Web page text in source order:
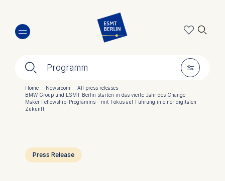
zum
Inhalt
🔍︎ Programm 🎚︎
🔍︎
Pfadnavigation
Home · Newsroom · All press releases ·
BMW Group und ESMT Berlin starten in das vierte Jahr des Change
Maker Fellowship-Programms – mit Fokus auf Führung in einer digitalen
Zukunft
Press Release